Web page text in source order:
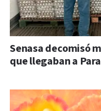
Senasa decomisó
que llegaban a